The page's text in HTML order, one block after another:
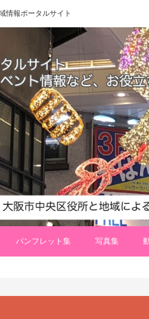
情報ポータルサイト
パンフレット集 写真集